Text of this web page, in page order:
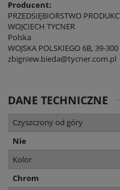
Producent:
PRZEDSIĘBIORSTWO
WOJCIECH TYCNER
Polska
WOJSKA POLSKIEGO 6B, 39-
zbigniew.bieda@tycner.com.pl
DANE TECHNICZNE
Czyszczony od góry
Nie
Kolor
Chrom